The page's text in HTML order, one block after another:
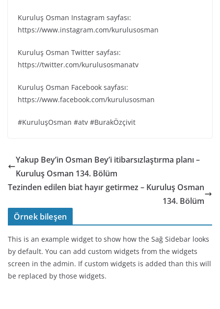
Kuruluş Osman Instagram sayfası:
https://www.instagram.com/kurulusosman
Kuruluş Osman Twitter sayfası:
https://twitter.com/kurulusosmanatv
Kuruluş Osman Facebook sayfası:
https://www.facebook.com/kurulusosman
#KuruluşOsman #atv #BurakÖzçivit
Yakup Bey’in Osman Bey’i itibarsızlaştırma planı –
Kuruluş Osman 134. Bölüm
Tezinden edilen biat hayır getirmez – Kuruluş Osman
134. Bölüm
Örnek bileşen
This is an example widget to show how the Sağ Sidebar looks
by default. You can add custom widgets from the widgets
screen in the admin. If custom widgets is added than this will
be replaced by those widgets.